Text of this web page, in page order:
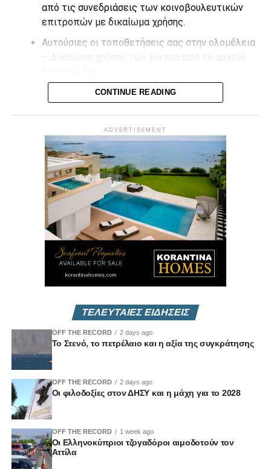
από τις συνεδριάσεις των κοινοβουλευτικών
επιτροπών με δικαίωμα χρήσης.
Αυτούσιες οι τοποθετήσεις σας στην ολομέλεια
Επικοινωνήστε μαζί μας στοinfo@vouli.tv
CONTINUE READING
ADVERTISEMENT
ΤΕΛΕΥΤΑΙΕΣ ΕΙΔΗΣΕΙΣ
OFF THE RECORD 2 days ago
Το Στενό, το πετρέλαιο και η αξία της συγκράτησης
OFF THE RECORD 2 days ago
Οι φιλοδοξίες στον ΔΗΣΥ και η μάχη για το 2028
OFF THE RECORD 1 week ago
Οι Ελληνοκύπριοι τζογαδόροι αιμοδοτούν τον
Αττίλα